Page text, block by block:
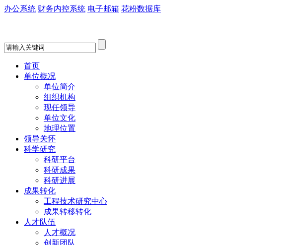
办公系统 财务内控系统 电子邮箱 花粉数据库
首页
单位概况
单位简介
组织机构
现任领导
单位文化
地理位置
领导关怀
科学研究
科研平台
科研成果
科研进展
成果转化
工程技术研究中心
成果转移转化
人才队伍
人才概况
创新团队